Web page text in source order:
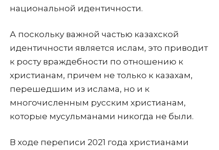
национальной идентичности.
А поскольку важной частью казахской
идентичности является ислам, это приводит
к росту враждебности по отношению к
христианам, причем не только к казахам,
перешедшим из ислама, но и к
многочисленным русским христианам,
которые мусульманами нико­гда не были.
В ходе переписи 2021 года христианами